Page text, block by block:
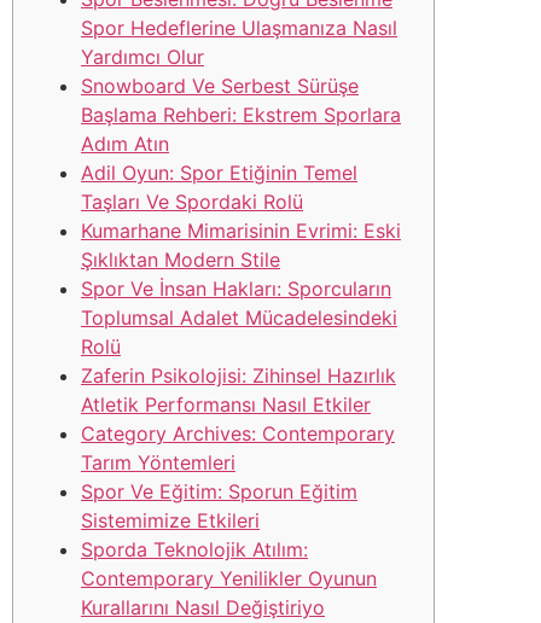
Spor Hedeflerine Ulaşmanıza Nasıl
Yardımcı Olur
Snowboard Ve Serbest Sürüşe
Başlama Rehberi: Ekstrem Sporlara
Adım Atın
Adil Oyun: Spor Etiğinin Temel
Taşları Ve Spordaki Rolü
Kumarhane Mimarisinin Evrimi: Eski
Şıklıktan Modern Stile
Spor Ve İnsan Hakları: Sporcuların
Toplumsal Adalet Mücadelesindeki
Rolü
Zaferin Psikolojisi: Zihinsel Hazırlık
Atletik Performansı Nasıl Etkiler
Category Archives: Contemporary
Tarım Yöntemleri
Spor Ve Eğitim: Sporun Eğitim
Sistemimize Etkileri
Sporda Teknolojik Atılım:
Contemporary Yenilikler Oyunun
Kurallarını Nasıl Değiştiriyo